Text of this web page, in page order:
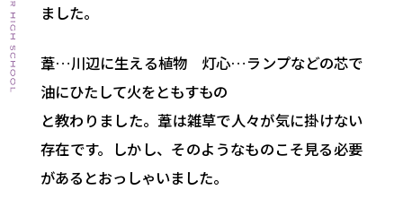
ました。
葦…川辺に生える植物 灯心…ランプなどの芯で
油にひたして火をともすもの
と教わりました。葦は雑草で人々が気に掛けない
存在です。しかし、そのようなものこそ見る必要
があるとおっしゃいました。